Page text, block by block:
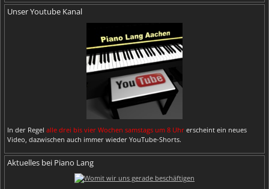
Unser Youtube Kanal
In der Regel alle drei bis vier Wochen samstags um 8 Uhr erscheint ein neues
Video, dazwischen auch immer wieder YouTube-Shorts.
Aktuelles bei Piano Lang